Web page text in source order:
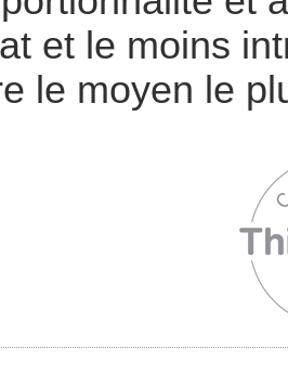
et le moins
le moyen le